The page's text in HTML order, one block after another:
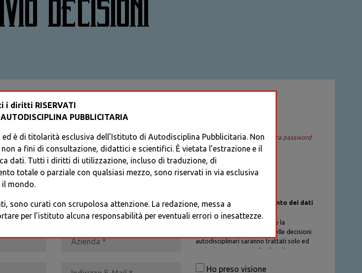
DECISIONI
PROFILO
ACCEDI
Recupera password
* I CAMPI CONTRASSEGNATI SONO OBBLIGATORI
Informativa sul trattamento dei dati
personali
I dati personali di chi richiede la
registrazione al Database delle decisioni
autodisciplinari saranno trattati solo ed
esclusivamente per la finalità di gestione
procedure previste dal Codice di
Ho preso visione
i diritti RISERVATI
PUBBLICITARIA
è di titolarità esclusiva dell’Istituto di Autodisciplina Pubblicitaria. Non
a fini di consultazione, didattici e scientifici. È vietata l’estrazione e il
dati. Tutti i diritti di utilizzazione, incluso di traduzione, di
totale o parziale con qualsiasi mezzo, sono riservati in via esclusiva
il mondo.
sono curati con scrupolosa attenzione. La redazione, messa a
per l’istituto alcuna responsabilità per eventuali errori o inesattezze.